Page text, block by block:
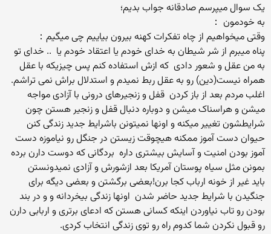
یک سوال میپرسم صادقانه جواب بدیم؛
به خودمون ：
وقتی میخواهیم از چاه تفکرات کهنه بیرون بیاییم چی میگیم：
پناه میبرم از شر شیطان به خدای خودم یا اعتقاد خودم یا .. خدای تو
به من عقل و شعور دادی که ازش استفاده کنم پس چیزیکه با عقل
همراه نیست(دین) رو به عقل ربط نمیدم و استدلال براش نمی تراشم.
اغلب مردم بعد از باز کردن قفل و زنجیرهای درونی با آزادی مواجه
میشن و هراسناک میشن و دوباره دنبال قفل و زنجیر هستن چون
شرایطشون تغییر میکنه و اونها نمیتونن باشرایط جدید زندگی کنن
حیوان دست آموز ممکنه هیچوقت زیستن در جنگل رو نیاموزه دست
آموز بودن امنیت و آسایش بیشتری داره بردگانی که دوست دارن برده
بمونن مثل سیاه پوستان آمریکا بعد ازشورش و آزادی نمیدونستن
باید غیر از خونه ارباب کجا برن!بعضی برگشتن و بعضی دیگه برای
جنگیدن با شرایط جدید حاضر شدن اونها زندگی بیخردانه و و در بند
بودن رو تاب نیاوردن اینکه کسانی هستن که ادعای برتری و اربابی دارن
رو قبول نکردن شما کدوم راه رو توی زندگی انتخاب کردی.